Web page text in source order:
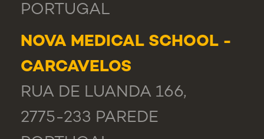
PORTUGAL
NOVA MEDICAL SCHOOL -
CARCAVELOS
RUA DE LUANDA 166,
2775-233 PAREDE